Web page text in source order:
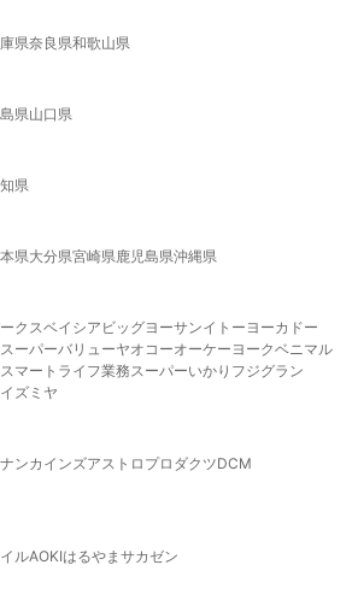
県奈良県和歌山県
県山口県
県
県大分県宮崎県鹿児島県沖縄県
クスベイシア ビッグヨーサンイトーヨーカドー
スーパーバリューヤオコーオーケー ヨークベニマル
マート ライフ業務スーパーいかり フジグラン
イズミヤ
ンカインズアストロプロダクツDCM
ルAOKIはるやま サカゼン